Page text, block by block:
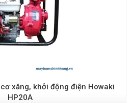
xăng, khởi động điện Howaki
HP20A